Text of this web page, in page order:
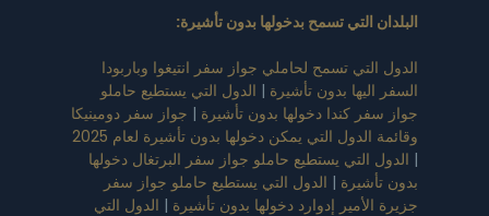
البلدان التي تسمح بدخولها بدون تأشيرة:
الدول التي تسمح لحاملي جواز سفر انتيغوا وباربودا
السفر اليها بدون تأشيرة | الدول التي يستطيع حاملو
جواز سفر كندا دخولها بدون تأشيرة | جواز سفر دومينيكا
وقائمة الدول التي يمكن دخولها بدون تأشيرة لعام 2025
| الدول التي يستطيع حاملو جواز سفر البرتغال دخولها
بدون تأشيرة | الدول التي يستطيع حاملو جواز سفر
جزيرة الأمير إدوارد دخولها بدون تأشيرة | الدول التي